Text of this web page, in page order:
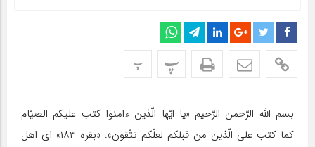
پ پ
بسم اللّه الرّحمن الرّحیم «یا ایّها الّذین ءامنوا کتب علیکم الصیّام
کما کتب علی الّذین من قبلکم لعلّکم تتّقون». «بقره ۱۸۳» ای اهل